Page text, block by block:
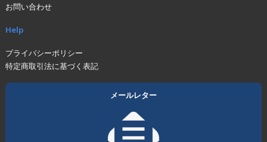
お問い合わせ
Help
プライバシーポリシー
特定商取引法に基づく表記
メールレター